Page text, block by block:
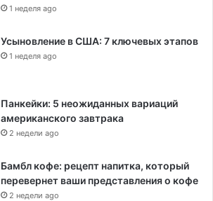
1 неделя ago
Усыновление в США: 7 ключевых этапов
1 неделя ago
Панкейки: 5 неожиданных вариаций
американского завтрака
2 недели ago
Бамбл кофе: рецепт напитка, который
перевернет ваши представления о кофе
2 недели ago